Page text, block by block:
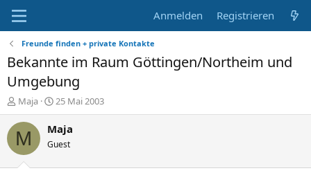
Anmelden Registrieren
Freunde finden + private Kontakte
Bekannte im Raum Göttingen/Northeim und
Umgebung
E
r
s
t
Maja
E
r
s
e
25 Mai 2003
M Maja
Guest